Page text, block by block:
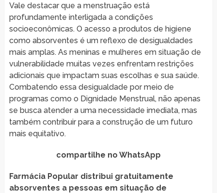
Vale destacar que a menstruação está
profundamente interligada a condições
socioeconômicas. O acesso a produtos de higiene
como absorventes é um reflexo de desigualdades
mais amplas. As meninas e mulheres em situação de
vulnerabilidade muitas vezes enfrentam restrições
adicionais que impactam suas escolhas e sua saúde.
Combatendo essa desigualdade por meio de
programas como o Dignidade Menstrual, não apenas
se busca atender a uma necessidade imediata, mas
também contribuir para a construção de um futuro
mais equitativo.
compartilhe no WhatsApp
Farmácia Popular distribui gratuitamente
absorventes a pessoas em situação de